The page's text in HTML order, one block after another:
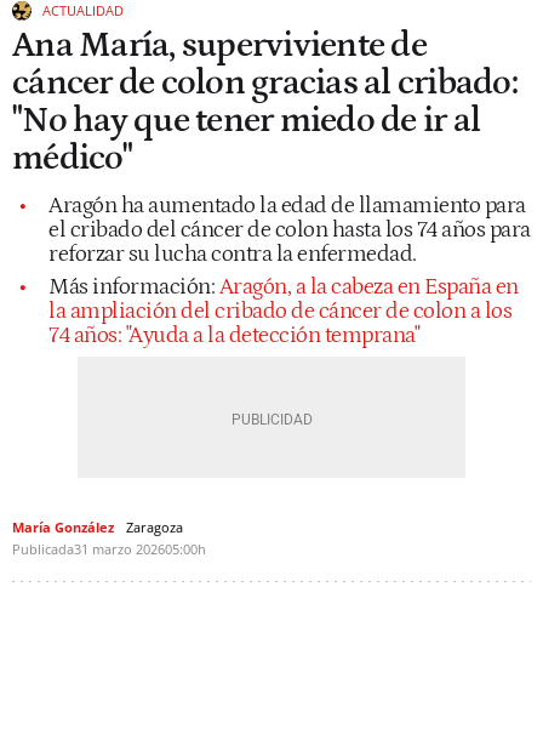
ACTUALIDAD
Ana María, superviviente de
cáncer de colon gracias al cribado:
"No hay que tener miedo de ir al
médico"
Aragón ha aumentado la edad de llamamiento para
el cribado del cáncer de colon hasta los 74 años para
reforzar su lucha contra la enfermedad.
Más información:Aragón, a la cabeza en España en
la ampliación del cribado de cáncer de colon a los
74 años: "Ayuda a la detección temprana"
María González
Zaragoza
Publicada31 marzo 202605:00h